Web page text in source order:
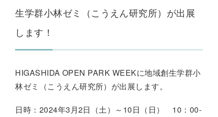
生学群小林ゼミ（こうえん研究所）が出展
します！
HIGASHIDA OPEN PARK WEEKに地域創生学群小
林ゼミ（こうえん研究所）が出展します。
日時：2024年3月2日（土）～10日（日） 10：00-